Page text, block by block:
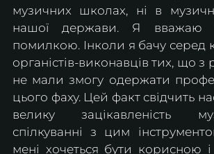
музичних школах, ні в
нашої держави. Я вважаю
помилкою. Інколи я бачу серед
органістів-виконавців тих, що з
не мали змогу одержати
цього фаху. Цей факт свідчить
велику зацікавленість
спілкуванні з цим
мені хочеться бути корисною